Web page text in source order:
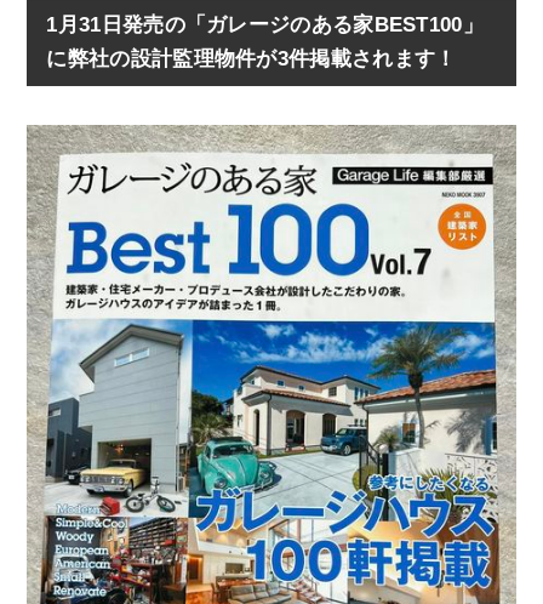
1月31日発売の「ガレージのある家BEST100」
に弊社の設計監理物件が3件掲載されます！